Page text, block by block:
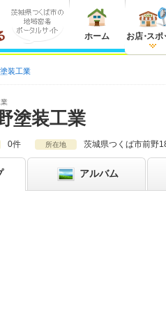
ホーム お店・スポ
装工業
塗装工業
0件 所在地 茨城県つくば市前野
アルバム